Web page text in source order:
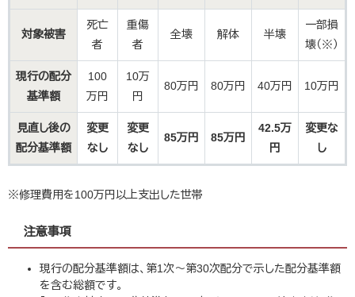
対象被害
死亡
者
重傷
者
全壊 解体 半壊
一部損
壊（※）
現行の配分
基準額
100
万円
10万
円
80万円 80万円 40万円 10万円
見直し後の
配分基準額
変更
なし
変更
なし
85万円 85万円
42.5万
円
変更な
し
※修理費用を100万円以上支出した世帯
注意事項
現行の配分基準額は、第1次～第30次配分で示した配分基準額
を含む総額です。